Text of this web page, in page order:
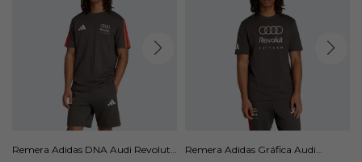
Remera Adidas DNA Audi Revolut
Remera Adidas Gráfica Audi